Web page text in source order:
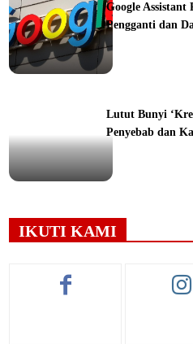
Google Assistant
Pengganti dan
Lutut Bunyi
Penyebab dan
IKUTI KAMI